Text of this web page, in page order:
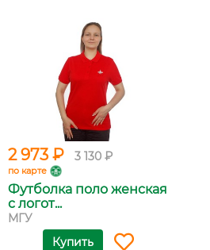
2 973 ₽ 3 130 ₽
по карте
Футболка поло женская
с логот...
МГУ
Купить